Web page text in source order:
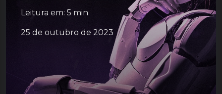
Leitura em: 5 min
25 de outubro de 2023